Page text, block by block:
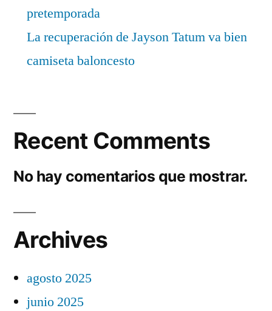
pretemporada
La recuperación de Jayson Tatum va bien
camiseta baloncesto
Recent Comments
No hay comentarios que mostrar.
Archives
agosto 2025
junio 2025